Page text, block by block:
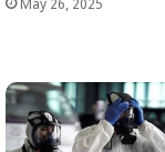
May 26, 2025